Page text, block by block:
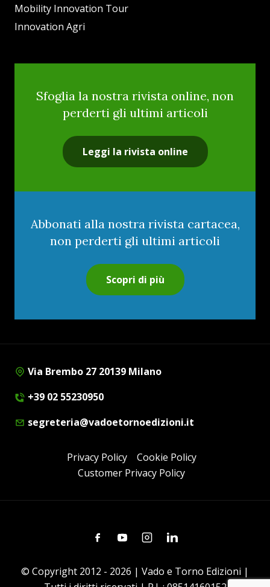
Mobility Innovation Tour
Innovation Agri
Sfoglia la nostra rivista online, non
perderti gli ultimi articoli
Leggi la rivista online
Abbonati alla nostra rivista cartacea,
non perderti gli ultimi articoli
Scopri di più
Via Brembo 27 20139 Milano
+39 02 55230950
segreteria@vadoetornoedizioni.it
Privacy Policy
Cookie Policy
Customer Privacy Policy
FacebookYoutubeInstagramLinkedin
© Copyright 2012 - 2026 | Vado e Torno Edizioni |